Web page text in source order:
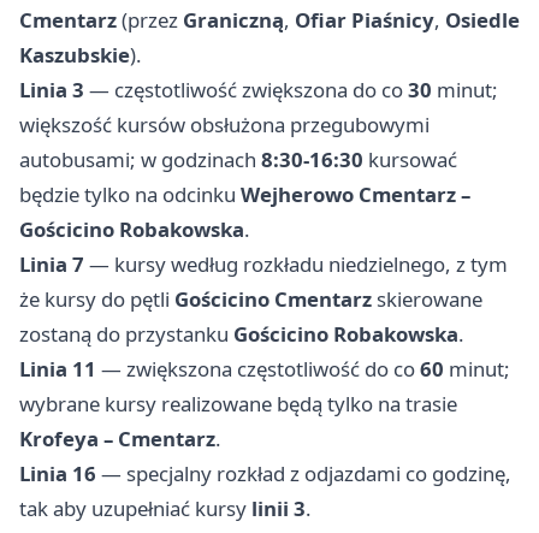
Cmentarz(przez Graniczną, Ofiar Piaśnicy, Osiedle
Kaszubskie).
Linia 3 — częstotliwość zwiększona do co30 minut;
większość kursów obsłużona przegubowymi
autobusami; w godzinach 8:30-16:30 kursować
będzie tylko na odcinku Wejherowo Cmentarz –
Gościcino Robakowska.
Linia 7 — kursy według rozkładu niedzielnego, z tym
że kursy do pętli Gościcino Cmentarz skierowane
zostaną do przystanku Gościcino Robakowska.
Linia 11 — zwiększona częstotliwość do co60 minut;
wybrane kursy realizowane będą tylko na trasie
Krofeya – Cmentarz.
Linia 16 — specjalny rozkład z odjazdami co godzinę,
tak aby uzupełniać kursy linii 3.